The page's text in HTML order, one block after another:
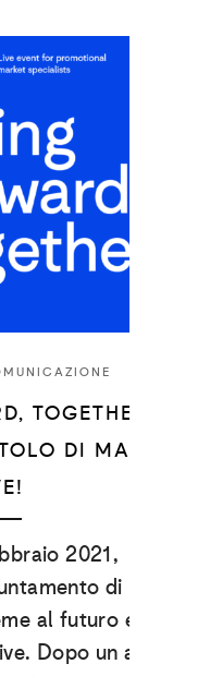
TOGETHER. IL
DI MAIKII
2021,
di Maikii
al futuro e
Dopo un anno,